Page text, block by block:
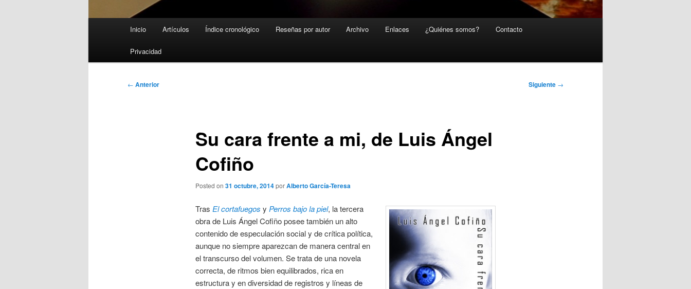
Inicio Artículos Índice cronológico Reseñas por autor Archivo Enlaces ¿Quiénes somos? Contacto
Privacidad
Navegación
← Anterior Siguiente →
Su cara frente a mi, de Luis Ángel
Cofiño
Posted on 31 octubre, 2014porAlberto García-Teresa
Tras El cortafuegos y Perros bajo la piel, la tercera
obra de Luis Ángel Cofiño posee también un alto
contenido de especulación social y de crítica política,
aunque no siempre aparezcan de manera central en
el transcurso del volumen. Se trata de una novela
correcta, de ritmos bien equilibrados, rica en
estructura y en diversidad de registros y líneas de